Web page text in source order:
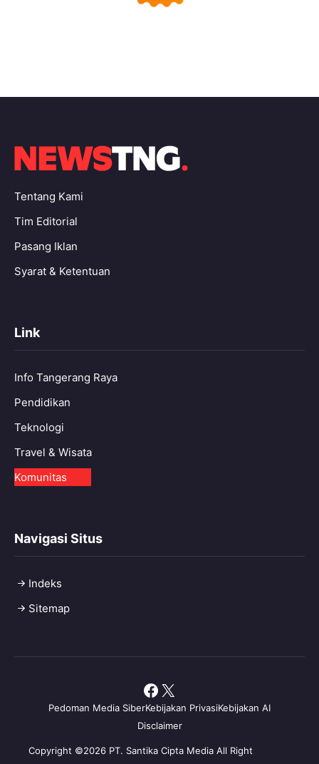
Tentang Kami
Tim Editorial
Pasang Iklan
Syarat & Ketentuan
Link
Info Tangerang Raya
Pendidikan
Teknologi
Travel & Wisata
Komunitas
Navigasi Situs
Indeks
Sitemap
Copyright ©2026 PT. Santika Cipta Media All Right
Pedoman Media SiberKebijakan PrivasiKebijakan AI
Disclaimer
Facebook
X